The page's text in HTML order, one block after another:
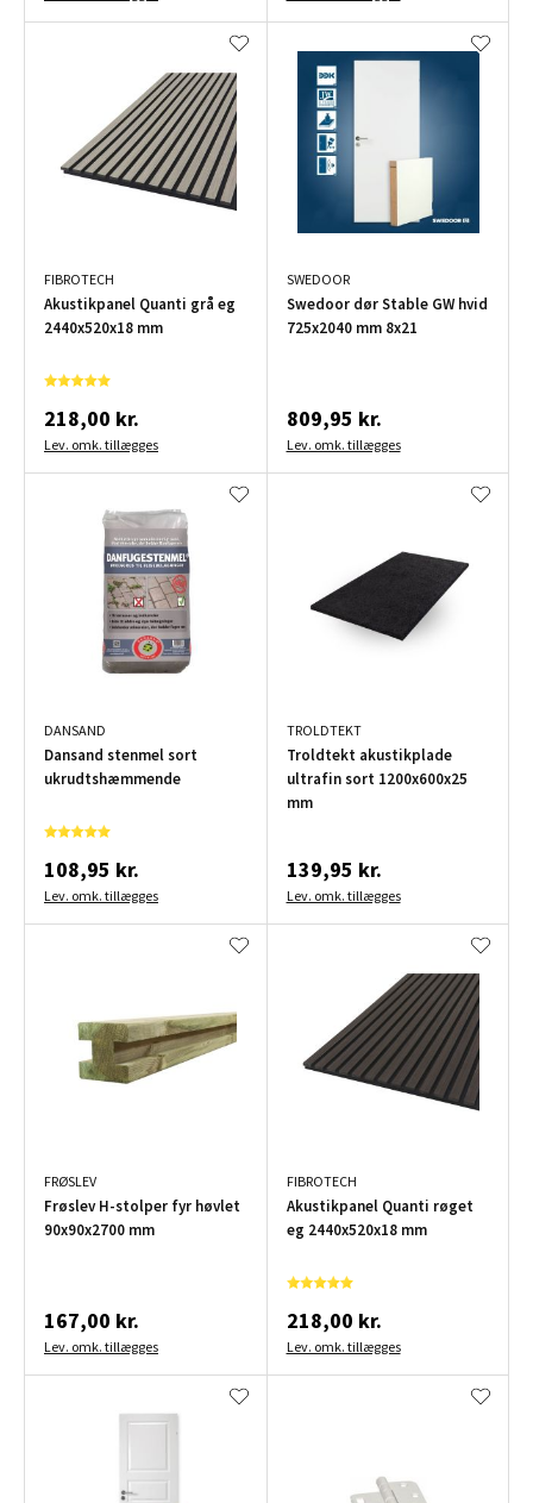
FIBROTECH
Akustikpanel Quanti grå eg
2440x520x18 mm
218,00 kr.
Lev. omk. tillægges
SWEDOOR
Swedoor dør Stable GW hvid
725x2040 mm 8x21
809,95 kr.
Lev. omk. tillægges
DANSAND
Dansand stenmel sort
ukrudtshæmmende
108,95 kr.
Lev. omk. tillægges
TROLDTEKT
Troldtekt akustikplade
ultrafin sort 1200x600x25
mm
139,95 kr.
Lev. omk. tillægges
FRØSLEV
Frøslev H-stolper fyr høvlet
90x90x2700 mm
167,00 kr.
Lev. omk. tillægges
FIBROTECH
Akustikpanel Quanti røget
eg 2440x520x18 mm
218,00 kr.
Lev. omk. tillægges